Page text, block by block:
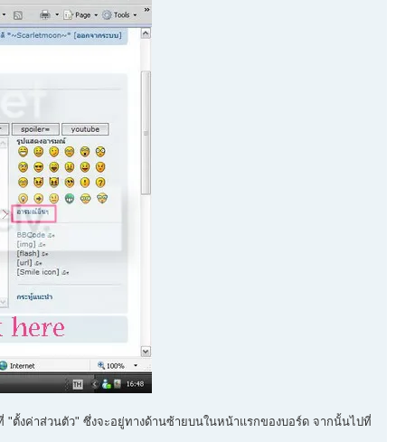
งค่าส่วนตัว" ซึ่งจะอยู่ทางด้านซ้ายบนในหน้าแรกของบอร์ด จากนั้นไปที่